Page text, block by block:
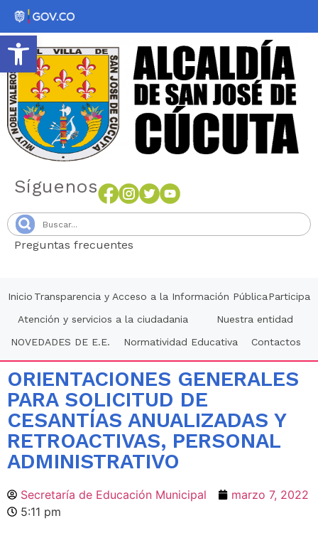
Abrir barra de herramientas
Síguenos
Preguntas frecuentes
Inicio Transparencia y Acceso a la Información PúblicaParticipa
Atención y servicios a la ciudadania
Nuestra entidad
NOVEDADES DE E.E.
Normatividad Educativa Contactos
ORIENTACIONES GENERALES
PARA SOLICITUD DE
CESANTÍAS ANUALIZADAS Y
RETROACTIVAS, PERSONAL
ADMINISTRATIVO
Secretaría de Educación Municipal
marzo 7, 2022
5:11 pm